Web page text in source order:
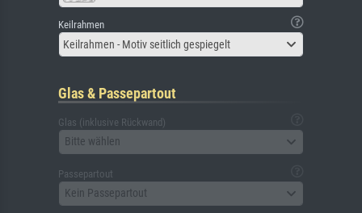
Keilrahmen
Keilrahmen - Motiv seitlich gespiegelt
Glas & Passepartout
Glas (inklusive Rückwand)
Bitte wählen
Passepartout
Kein Passepartout